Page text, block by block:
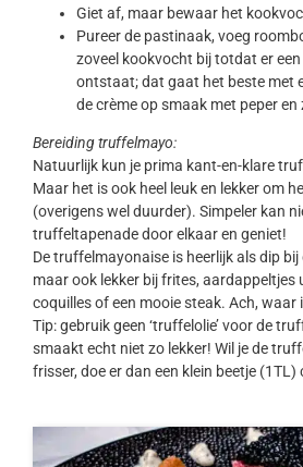
Giet af, maar bewaar het
Pureer de pastinaak, voeg
zoveel kookvocht bij totdat er
ontstaat; dat gaat het beste met
de crème op smaak met peper en
Bereiding truffelmayo:
Natuurlijk kun je prima kant-en-klare
Maar het is ook heel leuk en lekker om
(overigens wel duurder). Simpeler kan
truffeltapenade door elkaar en geniet!
De truffelmayonaise is heerlijk als dip
maar ook lekker bij frites, aardappeltjes
coquilles of een mooie steak. Ach, waar
Tip: gebruik geen ‘truffelolie’ voor de
smaakt echt niet zo lekker! Wil je de
frisser, doe er dan een klein beetje